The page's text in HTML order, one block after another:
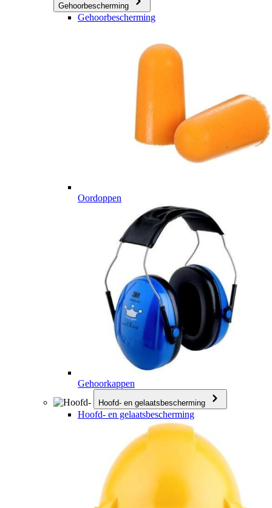
Gehoorbescherming
Gehoorbescherming
Oordoppen
Gehoorkappen
Hoofd- en gelaatsbescherming
Hoofd- en gelaatsbescherming